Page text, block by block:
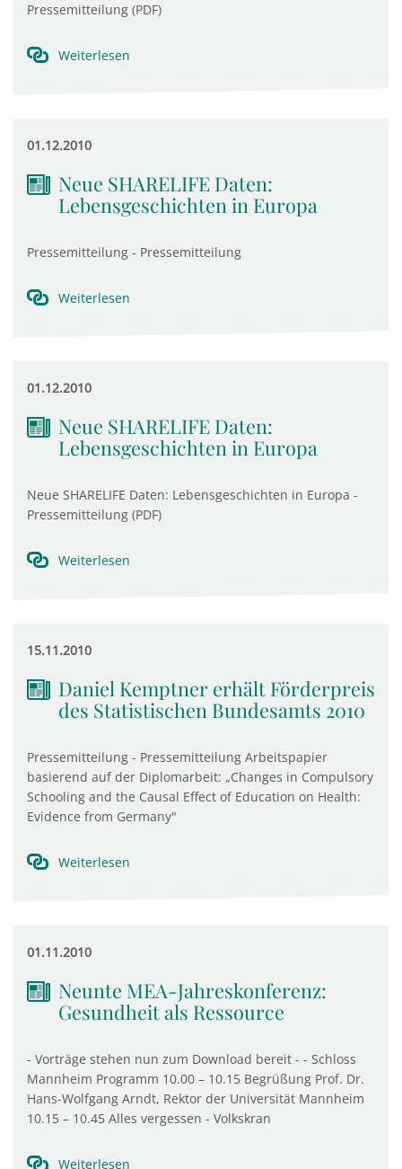
Pressemitteilung (PDF)
Weiterlesen
01.12.2010
Neue SHARELIFE Daten:
Lebensgeschichten in Europa
Pressemitteilung - Pressemitteilung
Weiterlesen
01.12.2010
Neue SHARELIFE Daten:
Lebensgeschichten in Europa
Neue SHARELIFE Daten: Lebensgeschichten in Europa -
Pressemitteilung (PDF)
Weiterlesen
15.11.2010
Daniel Kemptner erhält Förderpreis
des Statistischen Bundesamts 2010
Pressemitteilung - Pressemitteilung Arbeitspapier
basierend auf der Diplomarbeit: „Changes in Compulsory
Schooling and the Causal Effect of Education on Health:
Evidence from Germany"
Weiterlesen
01.11.2010
Neunte MEA-Jahreskonferenz:
Gesundheit als Ressource
- Vorträge stehen nun zum Download bereit - - Schloss
Mannheim Programm 10.00 – 10.15 Begrüßung Prof. Dr.
Hans-Wolfgang Arndt, Rektor der Universität Mannheim
10.15 – 10.45 Alles vergessen - Volkskran
Weiterlesen